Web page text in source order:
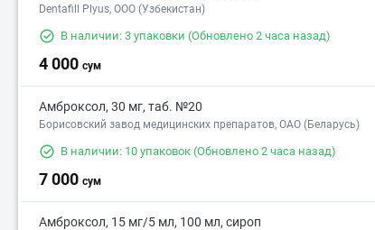
Dentafill Plyus, ООО (Узбекистан)
В наличии: 3 упаковки (Обновлено 2 часа назад)
4 000 сум
Амброксол, 30 мг, таб. №20
Борисовский завод медицинских препаратов, ОАО (Беларусь)
В наличии: 10 упаковок (Обновлено 2 часа назад)
7 000 сум
Амброксол, 15 мг/5 мл, 100 мл, сироп